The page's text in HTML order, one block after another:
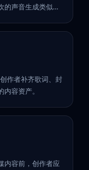
的声音生成类似音
作者补齐歌词、封
容资产。
内容前，创作者应